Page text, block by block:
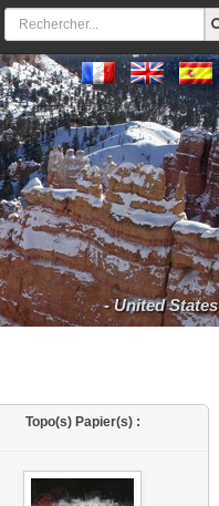
- United States
Topo(s) Papier(s) :